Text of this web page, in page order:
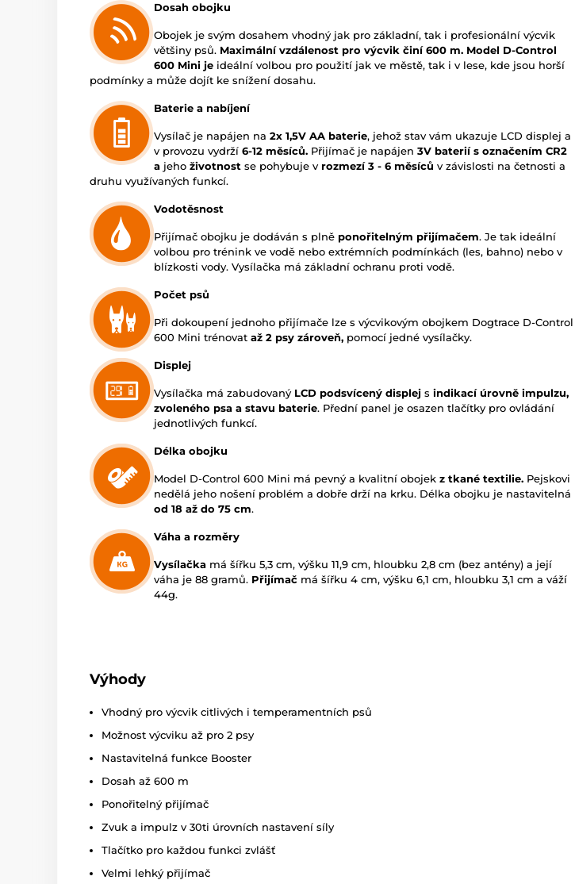
Dosah obojku
Obojek je svým dosahem vhodný jak pro základní, tak i profesionální výcvik
většiny psů. Maximální vzdálenost pro výcvik činí 600 m. Model D-Control
600 Mini je ideální volbou pro použití jak ve městě, tak i v lese, kde jsou horší
podmínky a může dojít ke snížení dosahu.
Baterie a nabíjení
Vysílač je napájen na 2x 1,5V AA baterie, jehož stav vám ukazuje LCD displej a
v provozu vydrží 6-12 měsíců. Přijímač je napájen 3V baterií s označením CR2
a jeho životnost se pohybuje v rozmezí 3 - 6 měsíců v závislosti na četnosti a
druhu využívaných funkcí.
Vodotěsnost
Přijímač obojku je dodáván s plně ponořitelným přijímačem. Je tak ideální
volbou pro trénink ve vodě nebo extrémních podmínkách (les, bahno) nebo v
blízkosti vody. Vysílačka má základní ochranu proti vodě.
Počet psů
Při dokoupení jednoho přijímače lze s výcvikovým obojkem Dogtrace D-Control
600 Mini trénovat až 2 psy zároveň, pomocí jedné vysílačky.
Displej
Vysílačka má zabudovaný LCD podsvícený displej s indikací úrovně impulzu,
zvoleného psa a stavu baterie. Přední panel je osazen tlačítky pro ovládání
jednotlivých funkcí.
Délka obojku
Model D-Control 600 Mini má pevný a kvalitní obojek z tkané textilie. Pejskovi
nedělá jeho nošení problém a dobře drží na krku. Délka obojku je nastavitelná
od 18 až do 75 cm.
Váha a rozměry
Vysílačka má šířku 5,3 cm, výšku 11,9 cm, hloubku 2,8 cm (bez antény) a její
váha je 88 gramů. Přijímač má šířku 4 cm, výšku 6,1 cm, hloubku 3,1 cm a váží
44g.
Výhody
Vhodný pro výcvik citlivých i temperamentních psů
Možnost výcviku až pro 2 psy
Nastavitelná funkce Booster
Dosah až 600 m
Ponořitelný přijímač
Zvuk a impulz v 30ti úrovních nastavení síly
Tlačítko pro každou funkci zvlášť
Velmi lehký přijímač